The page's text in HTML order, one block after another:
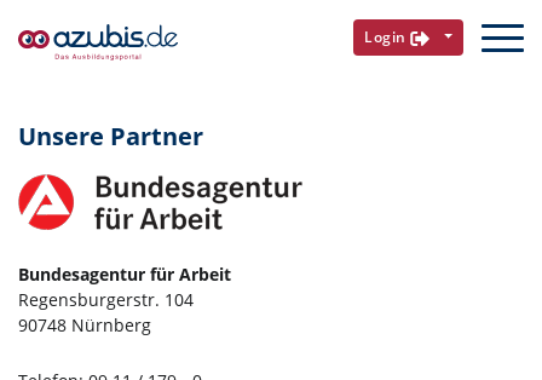
Login
Unsere Partner
Bundesagentur für Arbeit
Regensburgerstr. 104
90748 Nürnberg